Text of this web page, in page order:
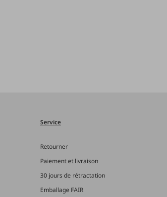
Service
Retourner
Paiement et livraison
30 jours de rétractation
Emballage FAIR